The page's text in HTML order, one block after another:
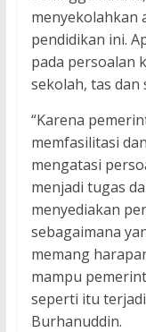
menyekolahkan
pendidikan ini.
pada persoalan
sekolah, tas dan
“Karena
memfasilitasi
mengatasi
menjadi tugas
menyediakan
sebagaimana
memang
mampu
seperti itu
Burhanuddin.